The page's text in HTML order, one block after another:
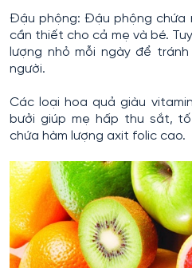
Đậu phộng: Đậu phộng chứa
cần thiết cho cả mẹ và bé.
lượng nhỏ mỗi ngày để
người.
Các loại hoa quả giàu
bưởi giúp mẹ hấp thu sắt,
chứa hàm lượng axit folic cao.